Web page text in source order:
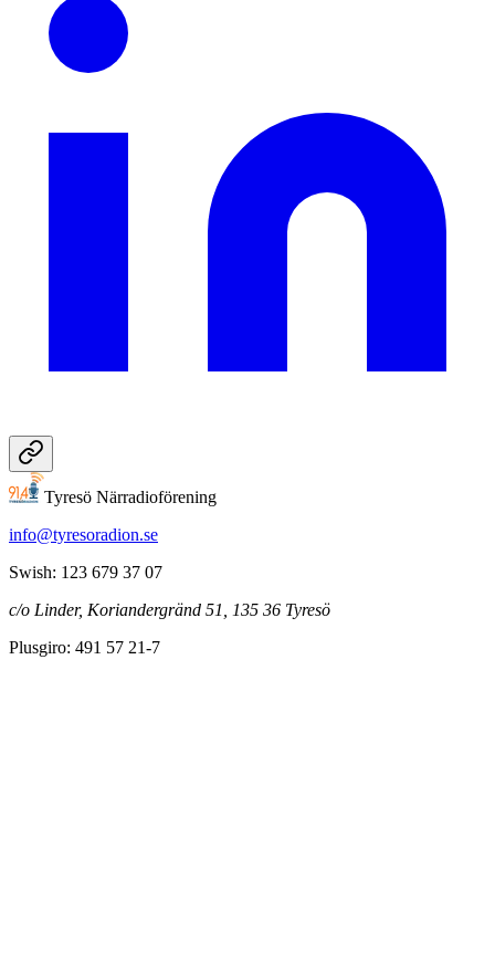
Tyresö Närradioförening
info@tyresoradion.se
Swish: 123 679 37 07
c/o Linder, Koriandergränd 51, 135 36 Tyresö
Plusgiro: 491 57 21-7